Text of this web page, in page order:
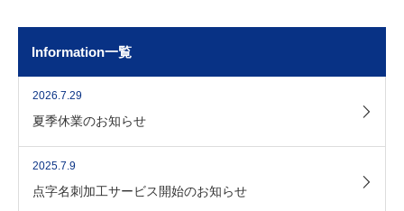
Information一覧
2026.7.29
夏季休業のお知らせ
2025.7.9
点字名刺加工サービス開始のお知らせ